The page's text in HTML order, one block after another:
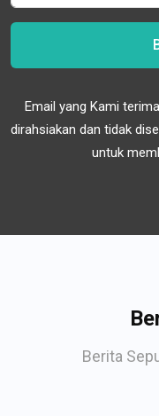
Email yang Kami
dirahsiakan dan tidak
untuk
Berita